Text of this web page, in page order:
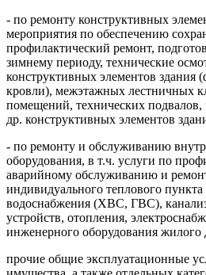
- по ремонту конструктивных
мероприятия по обеспечению
профилактический ремонт,
зимнему периоду, технические
конструктивных элементов здания
кровли), межэтажных лестничных
помещений, технических
др. конструктивных элементов
- по ремонту и обслуживанию
оборудования, в т.ч. услуги по
аварийному обслуживанию и
индивидуального теплового
водоснабжения (ХВС, ГВС),
устройств, отопления,
инженерного оборудования жилого
прочие общие эксплуатационные